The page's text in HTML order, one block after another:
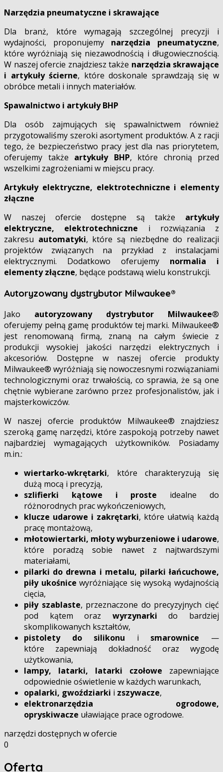
Narzędzia pneumatyczne i skrawające
Dla branż, które wymagają szczególnej precyzji i
wydajności, proponujemy narzędzia pneumatyczne,
które wyróżniają się niezawodnością i długowiecznością.
W naszej ofercie znajdziesz także narzędzia skrawające
i artykuły ścierne, które doskonale sprawdzają się w
obróbce metali i innych materiałów.
Spawalnictwo i artykuły BHP
Dla osób zajmujących się spawalnictwem również
przygotowaliśmy szeroki asortyment produktów. A z racji
tego, że bezpieczeństwo pracy jest dla nas priorytetem,
oferujemy także artykuły BHP, które chronią przed
wszelkimi zagrożeniami w miejscu pracy.
Artykuły elektryczne, elektrotechniczne i elementy
złączne
W naszej ofercie dostępne są także artykuły
elektryczne, elektrotechniczne i rozwiązania z
zakresu automatyki, które są niezbędne do realizacji
projektów związanych na przykład z instalacjami
elektrycznymi. Dodatkowo oferujemy normalia i
elementy złączne, będące podstawą wielu konstrukcji.
Autoryzowany dystrybutor Milwaukee®
Jako autoryzowany dystrybutor Milwaukee®
oferujemy pełną gamę produktów tej marki. Milwaukee®
jest renomowaną firmą, znaną na całym świecie z
produkcji wysokiej jakości narzędzi elektrycznych i
akcesoriów. Dostępne w naszej ofercie produkty
Milwaukee® wyróżniają się nowoczesnymi rozwiązaniami
technologicznymi oraz trwałością, co sprawia, że są one
chętnie wybierane zarówno przez profesjonalistów, jak i
majsterkowiczów.
W naszej ofercie produktów Milwaukee® znajdziesz
szeroką gamę narzędzi, które zaspokoją potrzeby nawet
najbardziej wymagających użytkowników. Posiadamy
m.in.:
wiertarko-wkrętarki, które charakteryzują się
dużą mocą i precyzją,
szlifierki kątowe i proste idealne do
różnorodnych prac wykończeniowych,
klucze udarowe i zakrętarki, które ułatwią każdą
pracę montażową,
młotowiertarki, młoty wyburzeniowe i udarowe,
które poradzą sobie nawet z najtwardszymi
materiałami,
pilarki do drewna i metalu, pilarki łańcuchowe,
piły ukośnicewyróżniające się wysoką wydajnością
cięcia,
piły szablaste, przeznaczone do precyzyjnych cięć
pod kątem oraz wyrzynarki do bardziej
skomplikowanych kształtów,
pistolety do silikonu i smarownice —
które zapewniają dokładność oraz wygodę
użytkowania,
lampy, latarki, latarki czołowe zapewniające
odpowiednie oświetlenie w każdych warunkach,
opalarki, gwoździarki i zszywacze,
elektronarzędzia ogrodowe,
opryskiwacze uławiające prace ogrodowe.
narzędzi dostępnych w ofercie
0
Oferta